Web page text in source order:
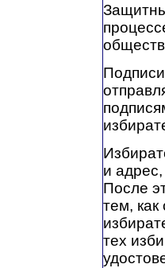
и адрес,
После
тем, как
тех